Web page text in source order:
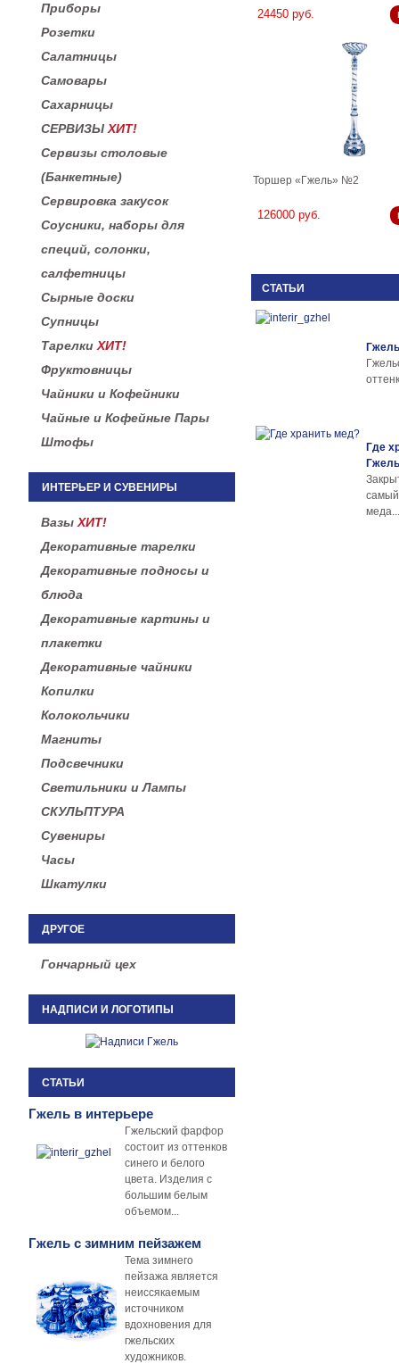
Приборы
Розетки
Салатницы
Самовары
Сахарницы
СЕРВИЗЫ ХИТ!
Сервизы столовые
(Банкетные)
Сервировка закусок
Соусники, наборы для
специй, солонки,
салфетницы
Сырные доски
Супницы
Тарелки ХИТ!
Фруктовницы
Чайники и Кофейники
Чайные и Кофейные Пары
Штофы
ИНТЕРЬЕР И СУВЕНИРЫ
Вазы ХИТ!
Декоративные тарелки
Декоративные подносы и
блюда
Декоративные картины и
плакетки
Декоративные чайники
Копилки
Колокольчики
Магниты
Подсвечники
Светильники и Лампы
СКУЛЬПТУРА
Сувениры
Часы
Шкатулки
ДРУГОЕ
Гончарный цех
НАДПИСИ И ЛОГОТИПЫ
СТАТЬИ
Гжель в интерьере
Гжельский фарфор
состоит из оттенков
синего и белого
цвета. Изделия с
большим белым
объемом...
Гжель с зимним пейзажем
Тема зимнего
пейзажа является
неиссякаемым
источником
вдохновения для
гжельских
художников.
24450 руб.
Торшер «Гжель» №2
126000 руб.
СТАТЬИ
Где
Гжель
меда...